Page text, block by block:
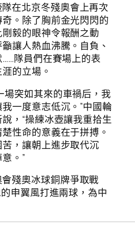
在北京冬殘奧會上再次
。除了胸前金光閃閃的
毅的眼神令報酬之動
讓人熱血沸騰。自負、
隊員們在賽場上的表
的立場。
場突如其來的車禍后，我
一度意志低沉。”中國輪
，“操練冰壺讓我重拾生
性命的意義在于拼搏。
，讓朝上進步取代沉
。”
殘奧冰球銅牌爭取戰
申翼風打進兩球，為中